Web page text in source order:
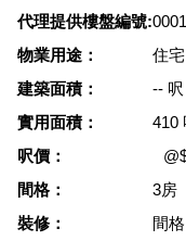
代理提供樓盤編號:
物業用途：
住宅
建築面積：
-- 呎
實用面積：
410
呎價：
間格：
3房
裝修：
間